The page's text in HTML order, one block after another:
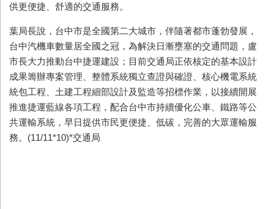
供更便捷、舒適的交通服務。
葉局長說，台中市是全國第二大城市，伴隨著都市蓬勃發展，
台中汽機車數量居全國之冠，為解決日漸壅塞的交通問題，盧
市長大力推動台中捷運建設；目前交通局正依核定的基本設計
成果籌辦專案管理、整體系統獨立查證與確證、核心機電系統
統包工程、土建工程細部設計及監造等招標作業，以接續開展
推進捷運藍線各項工程，配合台中市持續優化公車、鐵路等公
共運輸系統，早日提供市民更便捷、低碳，完善的大眾運輸服
務。(11/11*10)*交通局